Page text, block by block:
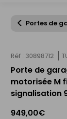
Portes de
Réf : 30898712
Porte de
motorisée M
signalisation
949,00€